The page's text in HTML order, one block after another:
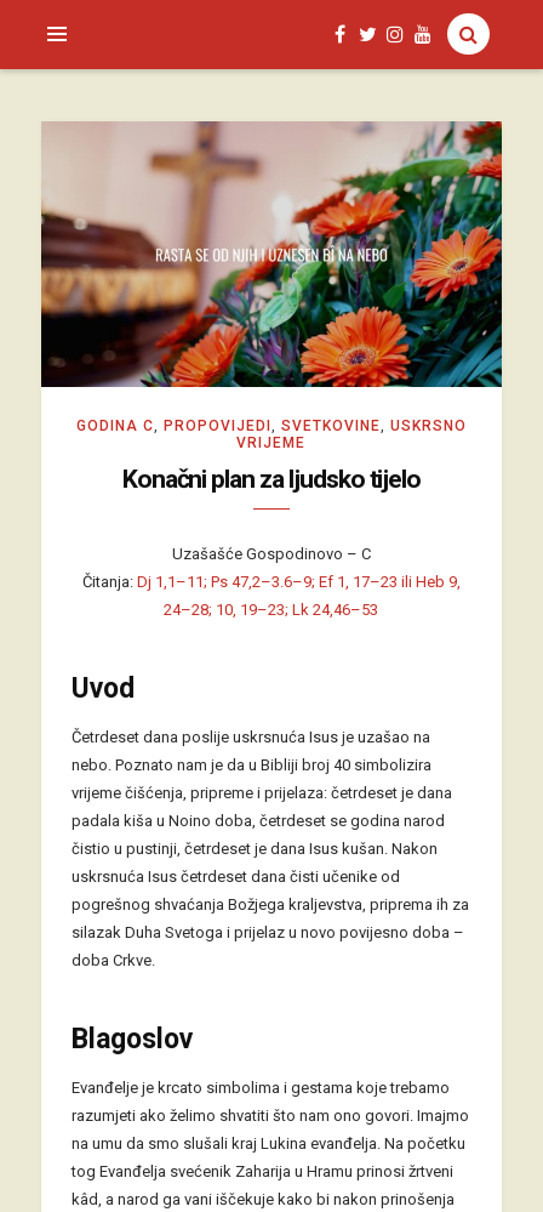
SAGUD.XYZ
GODINA C PROPOVIJEDI SVETKOVINE
USKRSNO
VRIJEME
Konačni plan za ljudsko tijelo
Uzašašće Gospodinovo – C
Čitanja: Dj 1,1–11; Ps 47,2–3.6–9; Ef 1, 17–23 ili Heb 9,
24–28; 10, 19–23; Lk 24,46–53
Uvod
Četrdeset dana poslije uskrsnuća Isus je uzašao na
nebo. Poznato nam je da u Bibliji broj 40 simbolizira
vrijeme čišćenja, pripreme i prijelaza: četrdeset je dana
padala kiša u Noino doba, četrdeset se godina narod
čistio u pustinji, četrdeset je dana Isus kušan. Nakon
uskrsnuća Isus četrdeset dana čisti učenike od
pogrešnog shvaćanja Božjega kraljevstva, priprema ih za
silazak Duha Svetoga i prijelaz u novo povijesno doba –
doba Crkve.
Blagoslov
Evanđelje je krcato simbolima i gestama koje trebamo
razumjeti ako želimo shvatiti što nam ono govori. Imajmo
na umu da smo slušali kraj Lukina evanđelja. Na početku
tog Evanđelja svećenik Zaharija u Hramu prinosi žrtveni
kâd, a narod ga vani iščekuje kako bi nakon prinošenja